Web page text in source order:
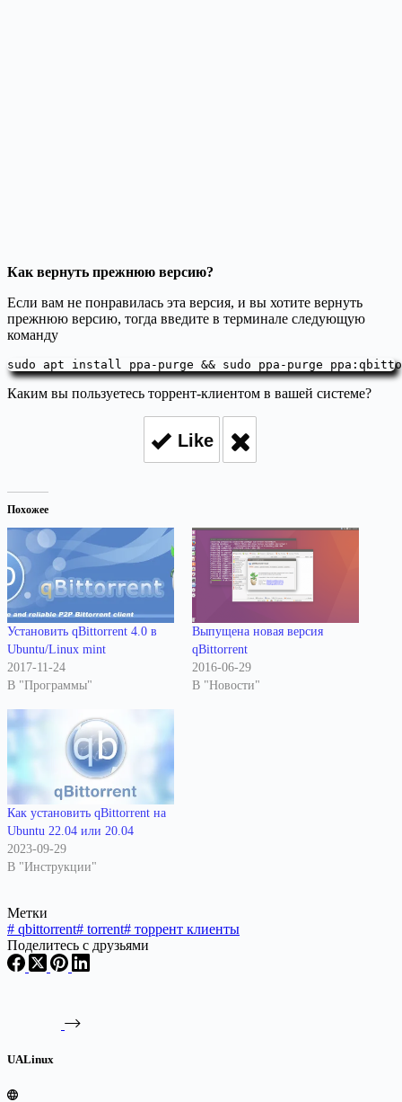
Как вернуть прежнюю версию?
Если вам не понравилась эта версия, и вы хотите вернуть
прежнюю версию, тогда введите в терминале следующую
команду
sudo apt install ppa-purge && sudo ppa-purge
Каким вы пользуетесь торрент-клиентом в вашей системе?
Like
Похожее
Установить qBittorrent 4.0 в
Ubuntu/Linux mint
2017-11-24
В "Программы"
Выпущена новая версия
qBittorrent
2016-06-29
В "Новости"
Как установить qBittorrent на
Ubuntu 22.04 или 20.04
2023-09-29
В "Инструкции"
Метки
# qbittorrent# torrent# торрент клиенты
Поделитесь с друзьями
UALinux